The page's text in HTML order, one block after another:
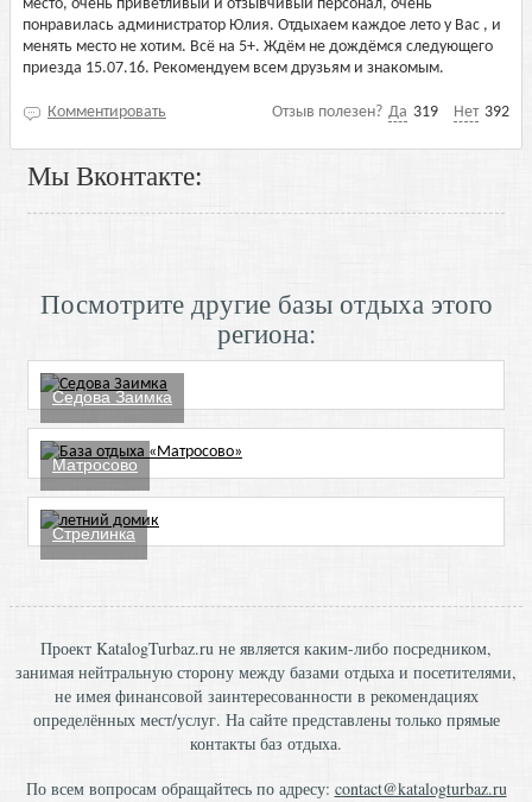
место, очень приветливый и отзывчивый персонал, очень
понравилась администратор Юлия. Отдыхаем каждое лето у Вас , и
менять место не хотим. Всё на 5+. Ждём не дождёмся следующего
приезда 15.07.16. Рекомендуем всем друзьям и знакомым.
Отзыв полезен? Да 319 Нет 392
Комментировать
Мы Вконтакте:
Посмотрите другие базы отдыха этого
региона:
Седова Заимка
Матросово
Стрелинка
Проект KatalogTurbaz.ru не является каким-либо посредником,
занимая нейтральную сторону между базами отдыха и посетителями,
не имея финансовой заинтересованности в рекомендациях
определённых мест/услуг. На сайте представлены только прямые
контакты баз отдыха.
По всем вопросам обращайтесь по адресу: contact@katalogturbaz.ru